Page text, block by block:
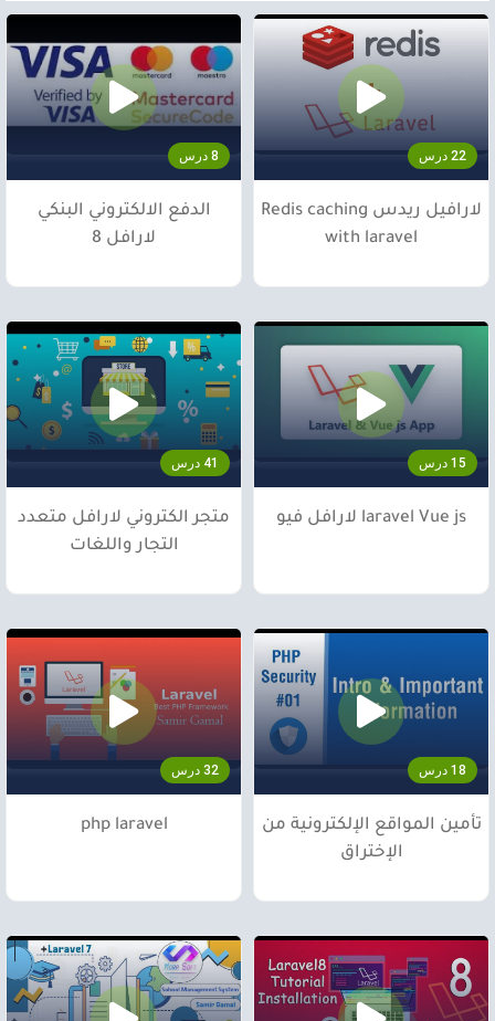
22 درس
لارافيل ريدس Redis caching
with laravel
8 درس
الدفع الالكتروني البنكي
لارافل 8
15 درس
laravel Vue js لارافل فيو
41 درس
متجر الكتروني لارافل متعدد
التجار واللغات
18 درس
تأمين المواقع الإلكترونية من
الإختراق
32 درس
php laravel